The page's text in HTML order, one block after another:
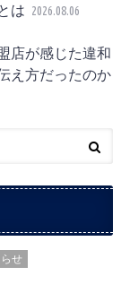
は 2026.08.06
店が感じた違和
え方だったのか
せ